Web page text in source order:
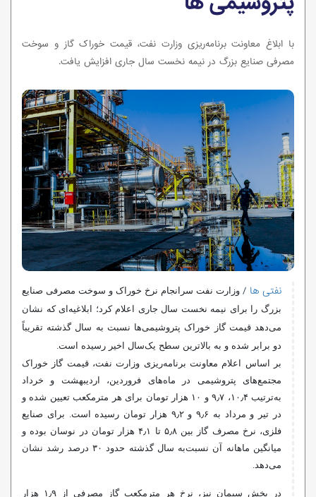
با ابلاغ معاونت برنامه‌ریزی وزارت نفت، قیمت خوراک گاز و سوخت
مصرفی صنایع بزرگ در نیمه نخست سال جاری افزایش یافت.
نفتی ها / وزارت نفت سرانجام نرخ خوراک و سوخت مصرفی صنایع
بزرگ را برای نیمه نخست سال جاری اعلام کرد؛ ابلاغیه‌ای که نشان
می‌دهد قیمت گاز خوراک پتروشیمی‌ها نسبت به سال گذشته تقریباً
دو برابر شده و به بالاترین سطح یک‌سال اخیر رسیده است.
بر اساس اعلام معاونت برنامه‌ریزی وزارت نفت، قیمت گاز خوراک
مجتمع‌های پتروشیمی در ماه‌های فروردین، اردیبهشت و خرداد
به‌ترتیب ۱۰٫۴، ۹٫۷ و ۱۰ هزار تومان برای هر مترمکعب تعیین شده و
در تیر و مرداد به ۹٫۶ و ۹٫۲ هزار تومان رسیده است. برای صنایع
فلزی، نرخ مصرف گاز بین ۵٫۸ تا ۴٫۱ هزار تومان در نوسان بوده و
میانگین ماهانه آن نسبت‌به سال گذشته حدود ۳۰ درصد رشد نشان
می‌دهد.
در بخش سیمان نیز، نرخ هر مترمکعب گاز مصرفی از ۱٫۹ هزار